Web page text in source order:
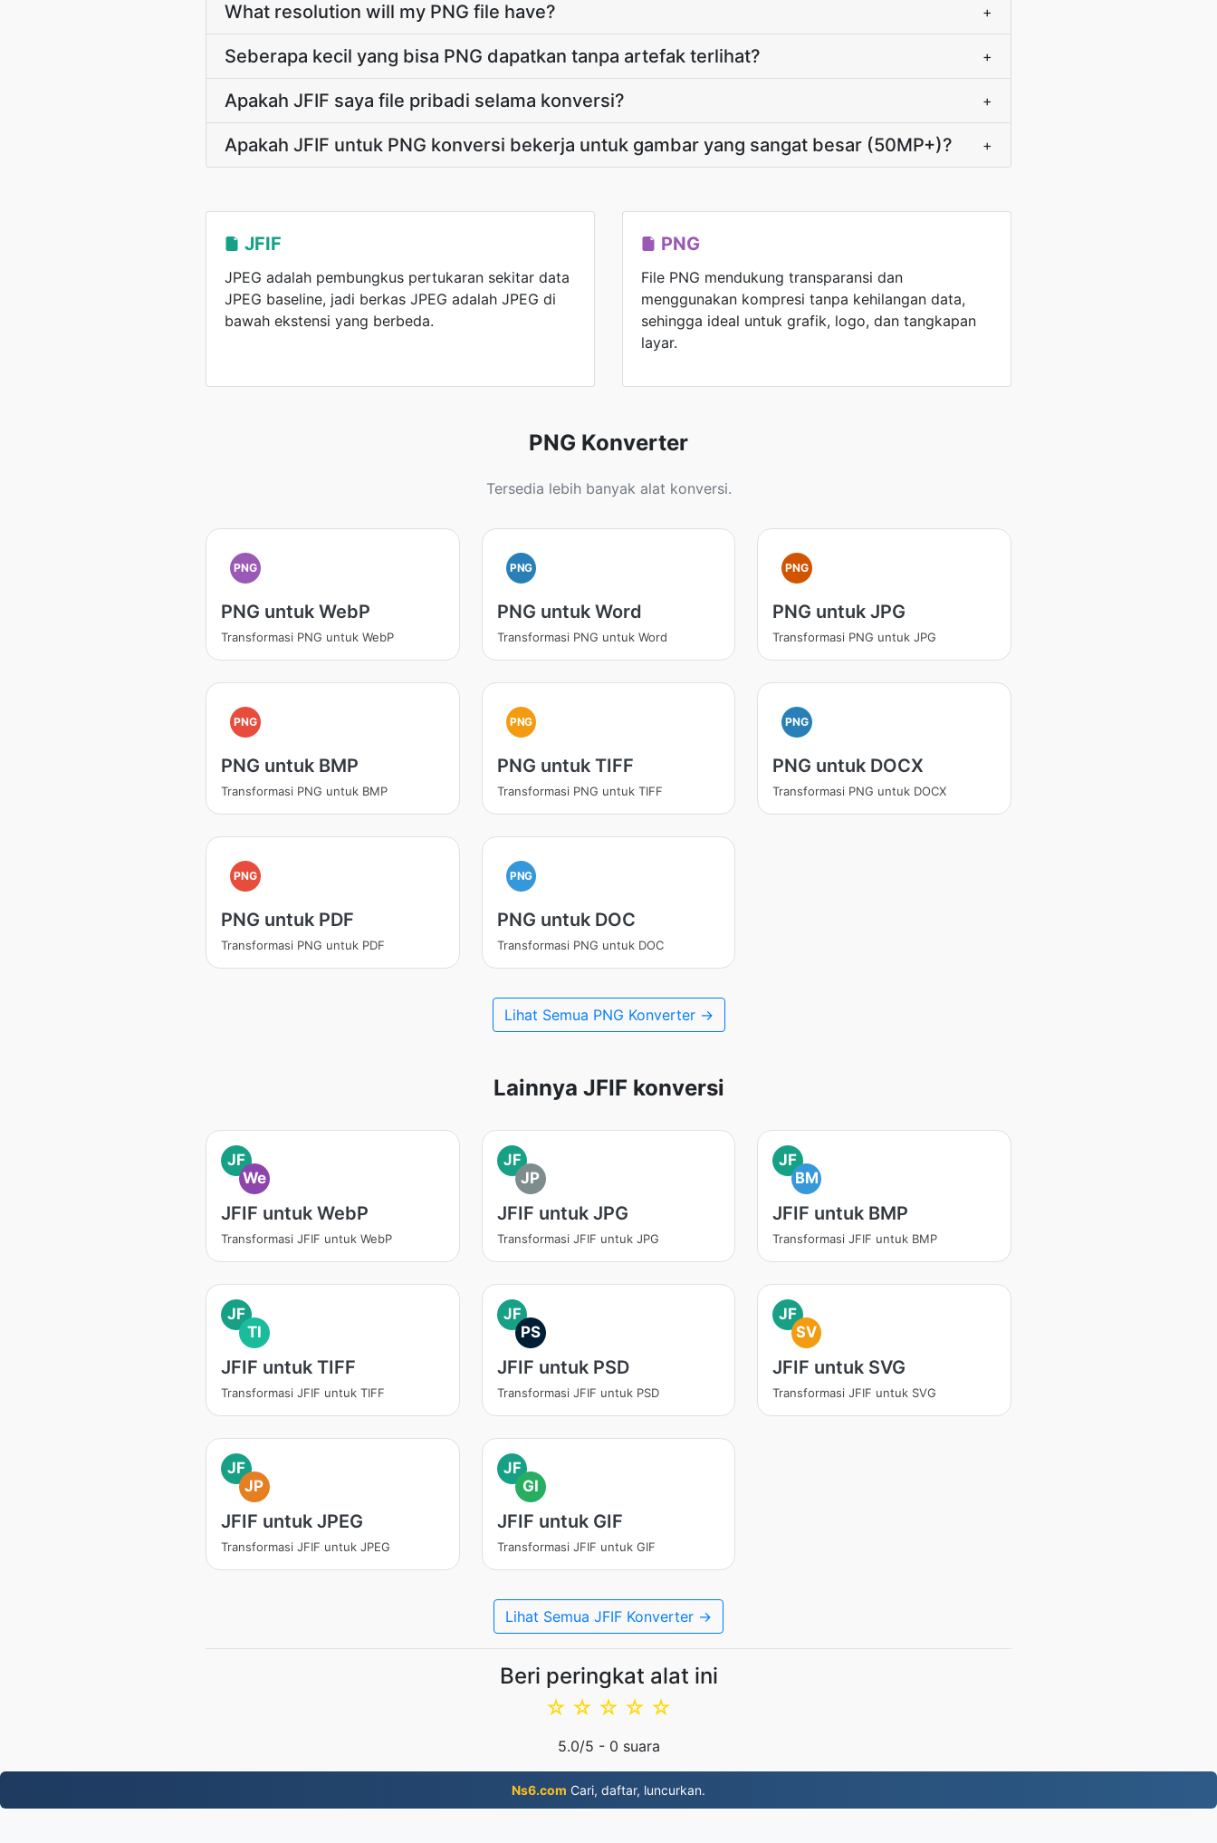
What resolution will my PNG file have? +
Seberapa kecil yang bisa PNG dapatkan tanpa artefak terlihat? +
Apakah JFIF saya file pribadi selama konversi? +
Apakah JFIF untuk PNG konversi bekerja untuk gambar yang sangat besar (50MP+)? +
JFIF
JPEG adalah pembungkus pertukaran sekitar data
JPEG baseline, jadi berkas JPEG adalah JPEG di
bawah ekstensi yang berbeda.
PNG
File PNG mendukung transparansi dan
menggunakan kompresi tanpa kehilangan data,
sehingga ideal untuk grafik, logo, dan tangkapan
layar.
PNG Konverter
Tersedia lebih banyak alat konversi.
PNG
PNG untuk WebP
Transformasi PNG untuk WebP
PNG
PNG untuk Word
Transformasi PNG untuk Word
PNG
PNG untuk JPG
Transformasi PNG untuk JPG
PNG
PNG untuk BMP
Transformasi PNG untuk BMP
PNG
PNG untuk TIFF
Transformasi PNG untuk TIFF
PNG
PNG untuk DOCX
Transformasi PNG untuk DOCX
PNG
PNG untuk PDF
Transformasi PNG untuk PDF
PNG
PNG untuk DOC
Transformasi PNG untuk DOC
Lihat Semua PNG Konverter →
Lainnya JFIF konversi
JF
We
JFIF untuk WebP
Transformasi JFIF untuk WebP
JF
JP
JFIF untuk JPG
Transformasi JFIF untuk JPG
JF
BM
JFIF untuk BMP
Transformasi JFIF untuk BMP
JF
TI
JFIF untuk TIFF
Transformasi JFIF untuk TIFF
JF
PS
JFIF untuk PSD
Transformasi JFIF untuk PSD
JF
SV
JFIF untuk SVG
Transformasi JFIF untuk SVG
JF
JP
JFIF untuk JPEG
Transformasi JFIF untuk JPEG
JF
GI
JFIF untuk GIF
Transformasi JFIF untuk GIF
Lihat Semua JFIF Konverter →
Beri peringkat alat ini
☆
☆
☆
☆
☆
5.0/5 - 0 suara
Ns6.com Cari, daftar, luncurkan.